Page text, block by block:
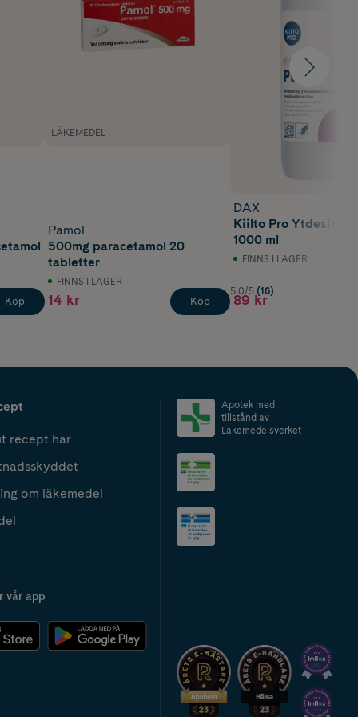
Köp
LÄKEMEDEL
Pamol
500mg paracetamol 20
tabletter
FINNS I LAGER
14 kr Köp
DAX
Kiilto Pro
1000 ml
FINNS I LAGER
5.0/5 (16)
89 kr
recept här
om läkemedel
vår app
Apotek med
tillstånd av
Läkemedelsverket
2024